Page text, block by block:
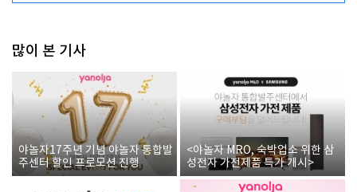
많이 본 기사
야놀자17주년 기념 야놀자 통합발
주센터 할인 프로모션 진행
<야놀자 MRO, 숙박업소 위한 삼
성전자 가전제품 특가 개시>